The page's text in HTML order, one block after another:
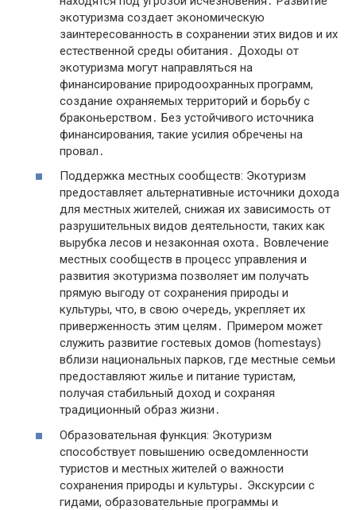
экотуризма создает экономическую
заинтересованность в сохранении этих видов и их
естественной среды обитания․ Доходы от
экотуризма могут направляться на
финансирование природоохранных программ,
создание охраняемых территорий и борьбу с
браконьерством․ Без устойчивого источника
финансирования, такие усилия обречены на
провал․
Поддержка местных сообществ: Экотуризм
предоставляет альтернативные источники дохода
для местных жителей, снижая их зависимость от
разрушительных видов деятельности, таких как
вырубка лесов и незаконная охота․ Вовлечение
местных сообществ в процесс управления и
развития экотуризма позволяет им получать
прямую выгоду от сохранения природы и
культуры, что, в свою очередь, укрепляет их
приверженность этим целям․ Примером может
служить развитие гостевых домов (homestays)
вблизи национальных парков, где местные семьи
предоставляют жилье и питание туристам,
получая стабильный доход и сохраняя
традиционный образ жизни․
Образовательная функция: Экотуризм
способствует повышению осведомленности
туристов и местных жителей о важности
сохранения природы и культуры․ Экскурсии с
гидами, образовательные программы и